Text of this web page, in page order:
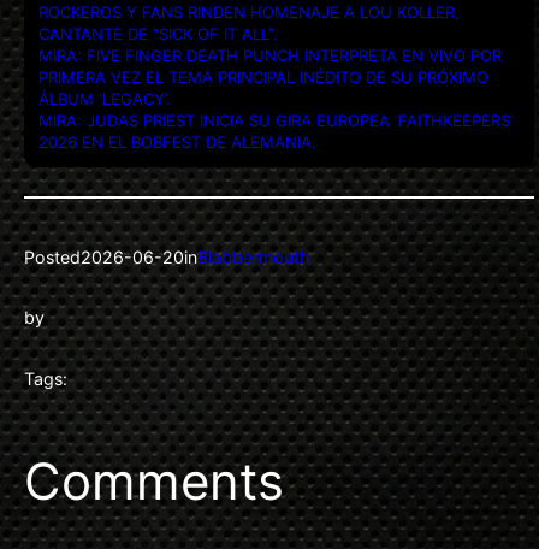
ROCKEROS Y FANS RINDEN HOMENAJE A LOU KOLLER,
CANTANTE DE “SICK OF IT ALL”.
MIRA: FIVE FINGER DEATH PUNCH INTERPRETA EN VIVO POR
PRIMERA VEZ EL TEMA PRINCIPAL INÉDITO DE SU PRÓXIMO
ÁLBUM ‘LEGACY’.
MIRA: JUDAS PRIEST INICIA SU GIRA EUROPEA ‘FAITHKEEPERS’
2026 EN EL BOBFEST DE ALEMANIA.
Posted2026-06-20inBlabbermouth
by
Tags:
Comments